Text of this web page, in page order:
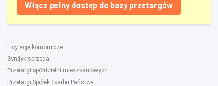
Włącz pełny dostęp do bazy przetargów
Licytacje komornicze
Syndyk sprzeda
Przetargi spółdzielni mieszkaniowych
Przetargi Spółek Skarbu Państwa